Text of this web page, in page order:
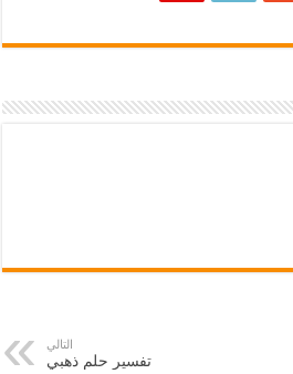
التالي
تفسير حلم ذهبي